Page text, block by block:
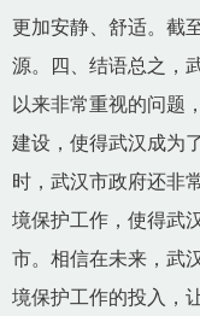
更加安静、舒适。截
源。四、结语总之，
以来非常重视的问题
建设，使得武汉成为
时，武汉市政府还非
境保护工作，使得武
市。相信在未来，武
境保护工作的投入，